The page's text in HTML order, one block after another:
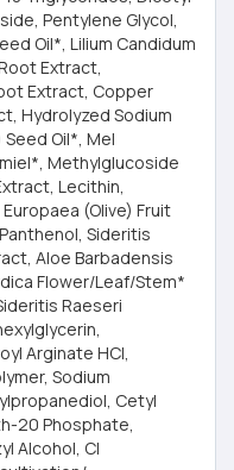
Pentylene Glycol,
Oil*, Lilium Candidum
Extract,
Extract, Copper
Hydrolyzed Sodium
Oil*, Mel
Methylglucoside
Lecithin,
(Olive) Fruit
Sideritis
Aloe Barbadensis
Flower/Leaf/Stem*
Raeseri
Arginate HCl,
Sodium
Cetyl
20 Phosphate,
Alcohol, CI